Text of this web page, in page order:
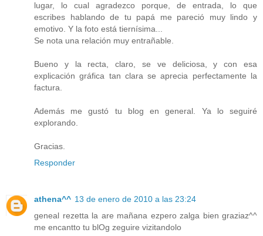
lugar, lo cual agradezco porque, de entrada, lo que
escribes hablando de tu papá me pareció muy lindo y
emotivo. Y la foto está tiernísima...
Se nota una relación muy entrañable.
Bueno y la recta, claro, se ve deliciosa, y con esa
explicación gráfica tan clara se aprecia perfectamente la
factura.
Además me gustó tu blog en general. Ya lo seguiré
explorando.
Gracias.
Responder
athena^^ 13 de enero de 2010 a las 23:24
geneal rezetta la are mañana ezpero zalga bien graziaz^^
me encantto tu blOg zeguire vizitandolo